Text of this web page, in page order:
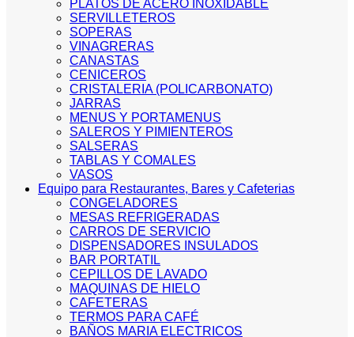
PLATOS DE ACERO INOXIDABLE
SERVILLETEROS
SOPERAS
VINAGRERAS
CANASTAS
CENICEROS
CRISTALERIA (POLICARBONATO)
JARRAS
MENUS Y PORTAMENUS
SALEROS Y PIMIENTEROS
SALSERAS
TABLAS Y COMALES
VASOS
Equipo para Restaurantes, Bares y Cafeterias
CONGELADORES
MESAS REFRIGERADAS
CARROS DE SERVICIO
DISPENSADORES INSULADOS
BAR PORTATIL
CEPILLOS DE LAVADO
MAQUINAS DE HIELO
CAFETERAS
TERMOS PARA CAFÉ
BAÑOS MARIA ELECTRICOS